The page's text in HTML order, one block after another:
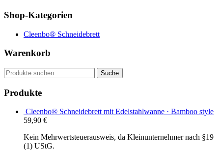
Shop-Kategorien
Cleenbo® Schneidebrett
Warenkorb
Suche
nach:
Suche
Produkte
Cleenbo® Schneidebrett mit Edelstahlwanne · Bamboo style
59,90 €
Kein Mehrwertsteuerausweis, da Kleinunternehmer nach §19
(1) UStG.